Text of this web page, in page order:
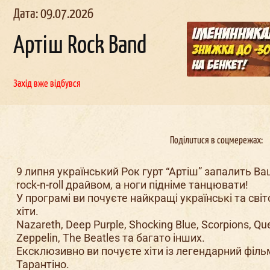
Дата: 09.07.2026
Артіш Rock Band
Захід вже відбувся
Поділитися в соцмережах:
9 липня український Рок гурт “Артіш” запалить
rock-n-roll драйвом, а ноги підніме танцювати!
У програмі ви почуєте найкращі українські та
хіти.
Nazareth, Deep Purple, Shocking Blue, Scorpions,
Zeppelin, The Beatles та багато інших.
Ексклюзивно ви почуєте хіти із легендарний
Тарантіно.
в Корпоратив в